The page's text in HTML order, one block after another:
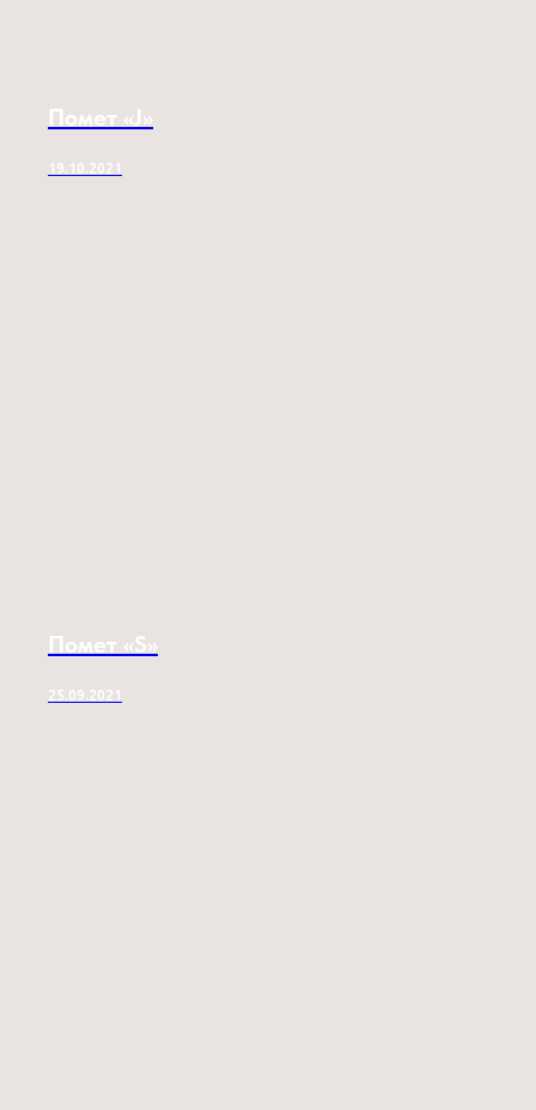
Помет «J»
19.10.2021
Помет «S»
25.09.2021